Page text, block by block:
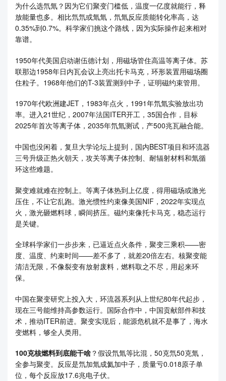
为什么选氘氚？因为它们聚变门槛低，温度一亿度就能行，释
放能量也多。相比氘氘或氚氚，氘氚反应质能转化率高，达
0.35%到0.7%。科学家们挑这个路线，因为实际操作起来相对
靠谱。
1950年代美国启动谢伍德计划，用磁场管住高温等离子体。苏
联那边1958年日内瓦会议上亮出托卡马克，环形装置用磁场圈
住粒子。1968年他们的T-3装置测到中子，证明磁约束管用。
1970年代欧洲建JET，1983年点火，1991年氘氚实验放出功
率。进入21世纪，2007年法国ITER开工，35国合作，目标
2025年首次等离子体，2035年氘氚测试，产500兆瓦融合能。
中国也没闲着，复旦大学论坛上提到，国内BEST项目和环流器
三号升级正热火朝天，攻关等离子体控制、耐辐射材料和氚循
环这些难题。
聚变难就难在控制上。等离子体热到上亿度，得用磁场或激光
压住，不让它乱跑。激光惯性约束像美国NIF，2022年实现点
火，激光砸燃料球，瞬间挤压。磁约束像托卡马克，稳态运行
是关键。
全球科学家们一步步来，已逼近点火条件，聚变三乘积——密
度、温度、约束时间——差不多了，就差20倍左右。核聚变能
清洁无限，不像裂变有放射废料，燃料取之不尽，用起来环
保。
中国在聚变研究上投入大，环流器系列从上世纪80年代起步，
现在三号能维持高参数运行。国际合作中，中国贡献部件和技
术，推动ITER前进。聚变实现后，能源危机就不是事了，海水
变燃料，够全人类用。
100克核燃料到底能干啥 ？假设氘氚等比混，50克氘50克氚，
全参与聚变。反应是氘加氚成氦加中子，质量亏0.018原子单
位，每个反应放17.6兆电子伏。